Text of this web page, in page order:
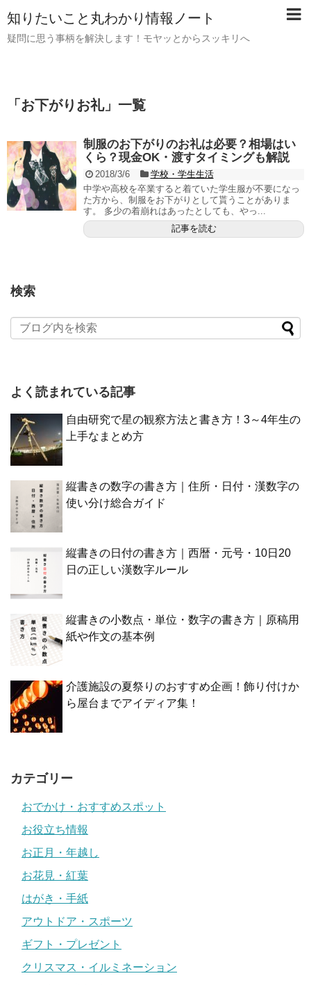
知りたいこと丸わかり情報ノート
疑問に思う事柄を解決します！モヤッとからスッキリへ
「 お下がりお礼」 一覧
制服のお下がりのお礼は必要？相場はい
くら？現金OK・渡すタイミングも解説
2018/3/6
学校・学生生活
中学や高校を卒業すると着ていた学生服が不要になっ
た方から、制服をお下がりとして貰うことがありま
す。 多少の着崩れはあったとしても、やっ...
記事を読む
検索
よく読まれている記事
自由研究で星の観察方法と書き方！3～4年生の
上手なまとめ方
縦書きの数字の書き方｜住所・日付・漢数字の
使い分け総合ガイド
縦書きの日付の書き方｜西暦・元号・10日20
日の正しい漢数字ルール
縦書きの小数点・単位・数字の書き方｜原稿用
紙や作文の基本例
介護施設の夏祭りのおすすめ企画！飾り付けか
ら屋台までアイディア集！
カテゴリー
おでかけ・おすすめスポット
お役立ち情報
お正月・年越し
お花見・紅葉
はがき・手紙
アウトドア・スポーツ
ギフト・プレゼント
クリスマス・イルミネーション